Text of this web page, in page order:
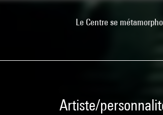
Le Centre se
Artiste/